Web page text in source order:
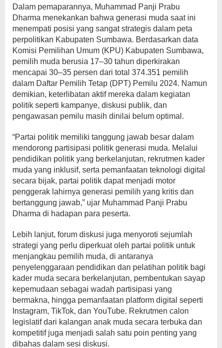
Dalam pemaparannya, Muhammad Panji Prabu
Dharma menekankan bahwa generasi muda saat ini
menempati posisi yang sangat strategis dalam peta
perpolitikan Kabupaten Sumbawa. Berdasarkan data
Komisi Pemilihan Umum (KPU) Kabupaten Sumbawa,
pemilih muda berusia 17–30 tahun diperkirakan
mencapai 30–35 persen dari total 374.351 pemilih
dalam Daftar Pemilih Tetap (DPT) Pemilu 2024. Namun
demikian, keterlibatan aktif mereka dalam kegiatan
politik seperti kampanye, diskusi publik, dan
pengawasan pemilu masih dinilai belum optimal.
“Partai politik memiliki tanggung jawab besar dalam
mendorong partisipasi politik generasi muda. Melalui
pendidikan politik yang berkelanjutan, rekrutmen kader
muda yang inklusif, serta pemanfaatan teknologi digital
secara bijak, partai politik dapat menjadi motor
penggerak lahirnya generasi pemilih yang kritis dan
bertanggung jawab,” ujar Muhammad Panji Prabu
Dharma di hadapan para peserta.
Lebih lanjut, forum diskusi juga menyoroti sejumlah
strategi yang perlu diperkuat oleh partai politik untuk
menjangkau pemilih muda, di antaranya
penyelenggaraan pendidikan dan pelatihan politik bagi
kader muda secara berkelanjutan, pembentukan sayap
kepemudaan sebagai wadah partisipasi yang
bermakna, hingga pemanfaatan platform digital seperti
Instagram, TikTok, dan YouTube. Rekrutmen calon
legislatif dari kalangan anak muda secara terbuka dan
kompetitif juga menjadi salah satu poin penting yang
dibahas dalam sesi diskusi.